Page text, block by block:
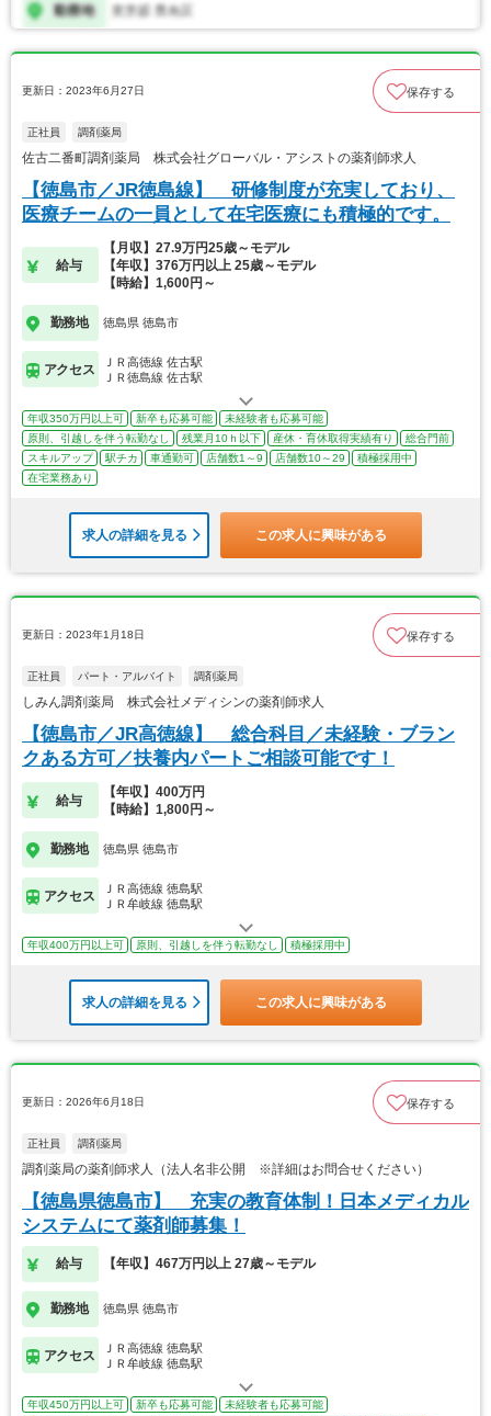
更新日：2023年6月27日 保存する
正社員 調剤薬局
佐古二番町調剤薬局 株式会社グローバル・アシストの薬剤師求人
【徳島市／JR徳島線】 研修制度が充実しており、
医療チームの一員として在宅医療にも積極的です。
給与
【月収】27.9万円25歳～モデル
【年収】376万円以上 25歳～モデル
【時給】1,600円～
勤務地 徳島県 徳島市
アクセス
ＪＲ高徳線 佐古駅
ＪＲ徳島線 佐古駅
年収350万円以上可 新卒も応募可能
未経験者も応募可能
原則、引越しを伴う転勤なし
残業月10ｈ以下 産休・育休取得実績有り
総合門前
スキルアップ
駅チカ 車通勤可 店舗数1～9 店舗数10～29
積極採用中
在宅業務あり
求人の詳細を見る この求人に興味がある
更新日：2023年1月18日 保存する
正社員 パート・アルバイト 調剤薬局
しみん調剤薬局 株式会社メディシンの薬剤師求人
【徳島市／JR高徳線】 総合科目／未経験・ブラン
クある方可／扶養内パートご相談可能です！
給与
【年収】400万円
【時給】1,800円～
勤務地 徳島県 徳島市
アクセス
ＪＲ高徳線 徳島駅
ＪＲ牟岐線 徳島駅
年収400万円以上可 原則、引越しを伴う転勤なし 積極採用中
求人の詳細を見る この求人に興味がある
更新日：2026年6月18日 保存する
正社員 調剤薬局
調剤薬局の薬剤師求人（法人名非公開 ※詳細はお問合せください）
【徳島県徳島市】 充実の教育体制！日本メディカル
システムにて薬剤師募集！
給与 【年収】467万円以上 27歳～モデル
勤務地 徳島県 徳島市
アクセス
ＪＲ高徳線 徳島駅
ＪＲ牟岐線 徳島駅
年収450万円以上可 新卒も応募可能
未経験者も応募可能